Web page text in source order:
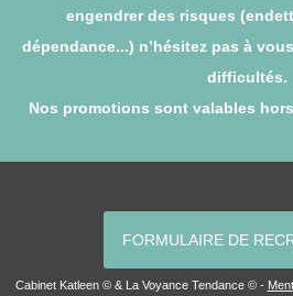
engendrer des risques
dépendance...) n’hésitez pas à
difficultés.
Nos promotions sont valables
FORMULAIRE DE
Cabinet Katleen © & La Voyance Tendance © -